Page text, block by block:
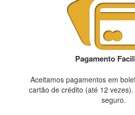
Pagamento
Aceitamos pagamentos em
cartão de crédito (até 12
seguro.